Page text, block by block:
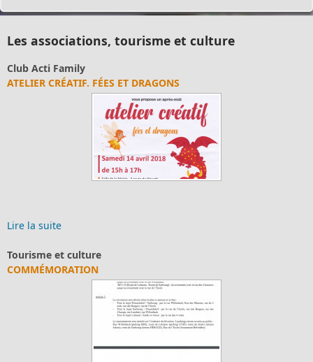
Les associations, tourisme et culture
Club Acti Family
ATELIER CRÉATIF. FÉES ET DRAGONS
Lire la suite
Tourisme et culture
COMMÉMORATION